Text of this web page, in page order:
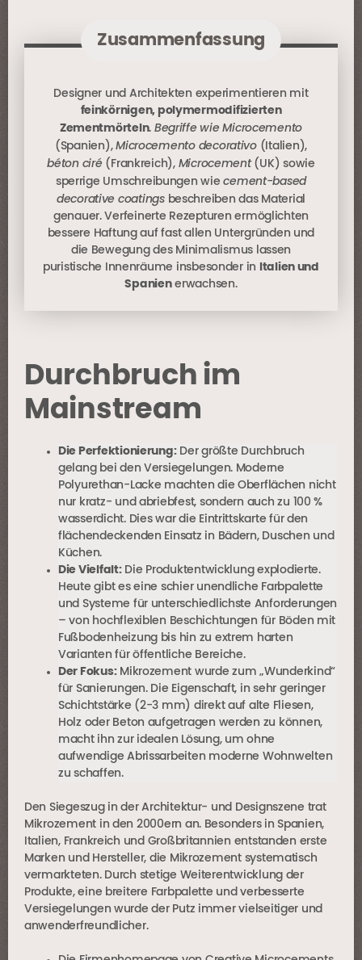
Zusammenfassung
Designer und Architekten experimentieren mit
feinkörnigen, polymermodifizierten
Zementmörteln. Begriffe wie Microcemento
(Spanien),Microcemento decorativo(Italien),
béton ciré (Frankreich), Microcement(UK) sowie
sperrige Umschreibungen wiecement-based
decorative coatingsbeschreiben das Material
genauer. Verfeinerte Rezepturen ermöglichten
bessere Haftung auf fast allen Untergründen und
die Bewegung des Minimalismus lassen
puristische Innenräume insbesonder in
Italien und
Spanienerwachsen.
Durchbruch im
Mainstream
Die Perfektionierung:Der größte Durchbruch
gelang bei den Versiegelungen. Moderne
Polyurethan-Lacke machten die Oberflächen nicht
nur kratz- und abriebfest, sondern auch zu 100 %
wasserdicht. Dies war die Eintrittskarte für den
flächendeckenden Einsatz in Bädern, Duschen und
Küchen.
Die Vielfalt:Die Produktentwicklung explodierte.
Heute gibt es eine schier unendliche Farbpalette
und Systeme für unterschiedlichste Anforderungen
– von hochflexiblen Beschichtungen für Böden mit
Fußbodenheizung bis hin zu extrem harten
Varianten für öffentliche Bereiche.
Der Fokus:Mikrozement wurde zum „Wunderkind“
für Sanierungen. Die Eigenschaft, in sehr geringer
Schichtstärke (2-3 mm) direkt auf alte Fliesen,
Holz oder Beton aufgetragen werden zu können,
macht ihn zur idealen Lösung, um ohne
aufwendige Abrissarbeiten moderne Wohnwelten
zu schaffen.
Den Siegeszug in der Architektur- und Designszene trat
Mikrozement in den 2000ern an. Besonders in Spanien,
Italien, Frankreich und Großbritannien entstanden erste
Marken und Hersteller, die Mikrozement systematisch
vermarkteten. Durch stetige Weiterentwicklung der
Produkte, eine breitere Farbpalette und verbesserte
Versiegelungen wurde der Putz immer vielseitiger und
anwenderfreundlicher.